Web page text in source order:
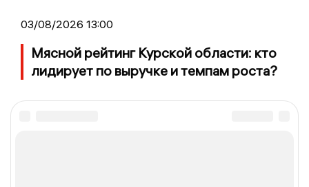
03/08/2026 13:00
Мясной рейтинг Курской области: кто
лидирует по выручке и темпам роста?